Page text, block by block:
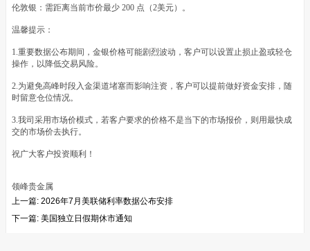
伦敦银：需距离当前市价最少 200 点（2美元）。
温馨提示：
1.重要数据公布期间，金银价格可能剧烈波动，客户可以设置止损止盈或轻仓
操作，以降低交易风险。
2.为避免高峰时段入金渠道堵塞而影响注资，客户可以提前做好资金安排，随
时留意仓位情况。
3.我司采用市场价模式，若客户要求的价格不是当下的市场报价，则用最快成
交的市场价去执行。
祝广大客户投资顺利！
领峰贵金属
上一篇: 2026年7月美联储利率数据公布安排
下一篇: 美国独立日假期休市通知